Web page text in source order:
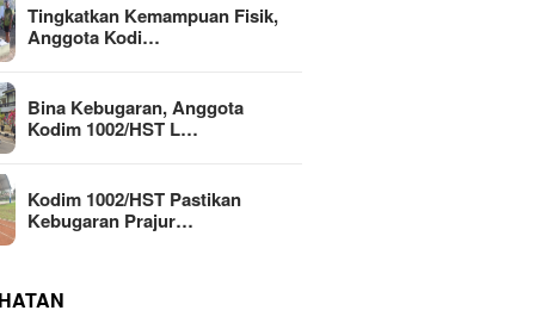
Tingkatkan Kemampuan Fisik,
Anggota Kodi…
Bina Kebugaran, Anggota
Kodim 1002/HST L…
Kodim 1002/HST Pastikan
Kebugaran Prajur…